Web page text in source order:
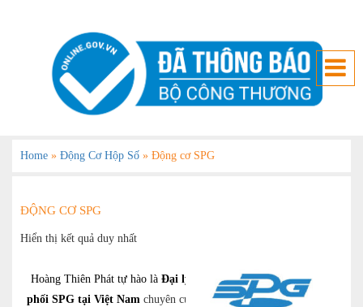
Home » Động Cơ Hộp Số » Động cơ SPG
ĐỘNG CƠ SPG
Hiển thị kết quả duy nhất
Hoàng Thiên Phát tự hào là Đại lý phân
phối SPG tại Việt Namchuyên cung cấp: